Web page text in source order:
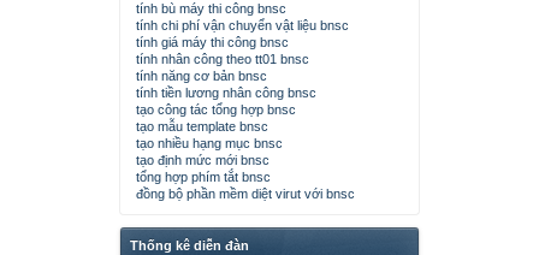
tính bù máy thi công bnsc
tính chi phí vận chuyển vật liệu bnsc
tính giá máy thi công bnsc
tính nhân công theo tt01 bnsc
tính năng cơ bản bnsc
tính tiền lương nhân công bnsc
tạo công tác tổng hợp bnsc
tạo mẫu template bnsc
tạo nhiều hạng mục bnsc
tạo định mức mới bnsc
tổng hợp phím tắt bnsc
đồng bộ phần mềm diệt virut với bnsc
Thống kê diễn đàn